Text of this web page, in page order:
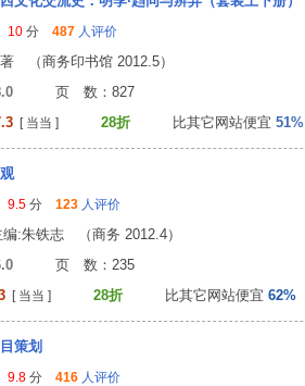
10 分 487 人评价
（商务印书馆 2012.5）
页 数：827
[ 当当 ] 28折 比其它网站便宜 51%
9.5 分 123 人评价
:朱铁志 （商务 2012.4）
页 数：235
[ 当当 ] 28折 比其它网站便宜 62%
策划
9.8 分 416 人评价